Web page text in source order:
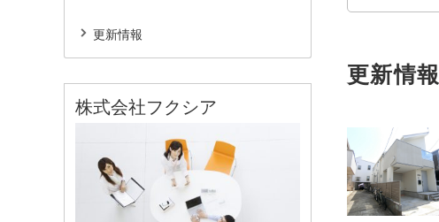
更新情報
更新情報
株式会社フクシア